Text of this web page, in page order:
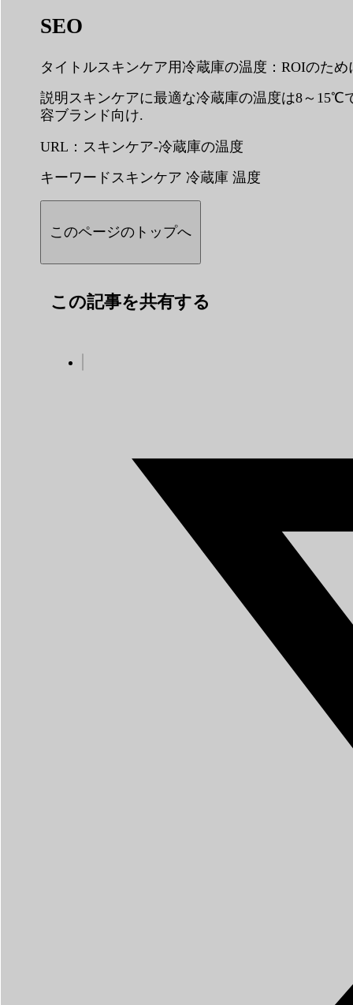
SEO
タイトルスキンケア用冷蔵庫の温度：ROIのた
説明スキンケアに最適な冷蔵庫の温度は8～15℃
容ブランド向け.
URL：スキンケア-冷蔵庫の温度
キーワードスキンケア 冷蔵庫 温度
このページのトップへ
この記事を共有する